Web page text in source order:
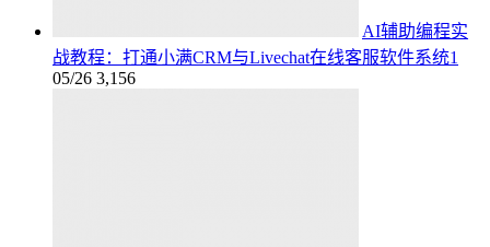
AI辅助编程实
战教程：打通小满CRM与Livechat在线客服软件系统1
05/26 3,156